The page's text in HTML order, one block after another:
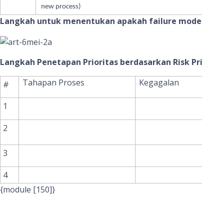
new process)
Langkah untuk menentukan apakah failure
Langkah Penetapan Prioritas berdasarkan Risk
# Tahapan Proses Kegagalan
1
2
3
4
{module [150]}